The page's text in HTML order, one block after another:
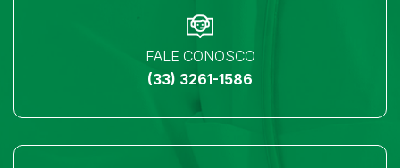
FALE CONOSCO
(33) 3261-1586